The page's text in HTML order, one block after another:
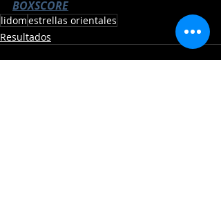
BOXSCORE
lidomestrellas orientales
Resultados